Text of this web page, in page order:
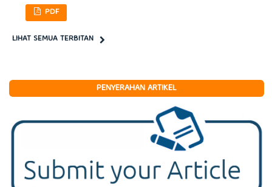
PDF
LIHAT SEMUA TERBITAN
PENYERAHAN ARTIKEL